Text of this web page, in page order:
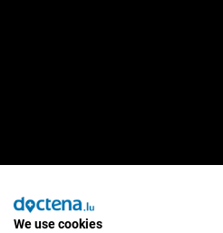
We use cookies